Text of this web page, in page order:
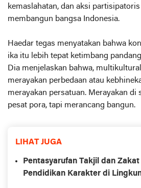
kemaslahatan, dan aksi
membangun bangsa Indonesia.
Haedar tegas menyatakan bahwa
ika itu lebih tepat ketimbang
Dia menjelaskan bahwa,
merayakan perbedaan atau
merayakan persatuan. Merayakan di
pesat pora, tapi merancang bangun.
LIHAT JUGA
Pentasyarufan Takjil dan
Pendidikan Karakter di